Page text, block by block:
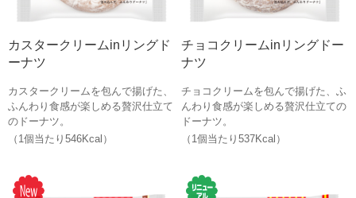
カスタークリームinリングド
ーナツ
カスタークリームを包んで揚げた、
ふんわり食感が楽しめる贅沢仕立て
のドーナツ。
（1個当たり546Kcal）
チョコクリームinリングドー
ナツ
チョコクリームを包んで揚げた、ふ
んわり食感が楽しめる贅沢仕立ての
ドーナツ。
（1個当たり537Kcal）